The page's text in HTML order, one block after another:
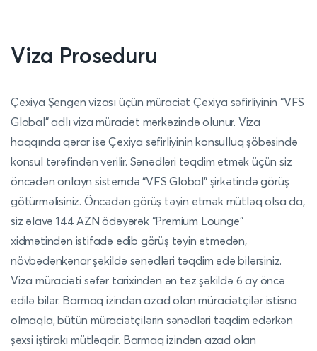
Viza Proseduru
Çexiya Şengen vizası üçün müraciət Çexiya səfirliyinin “VFS
Global” adlı viza müraciət mərkəzində olunur. Viza
haqqında qərar isə Çexiya səfirliyinin konsulluq şöbəsində
konsul tərəfindən verilir. Sənədləri təqdim etmək üçün siz
öncədən onlayn sistemdə “VFS Global” şirkətində görüş
götürməlisiniz. Öncədən görüş təyin etmək mütləq olsa da,
siz əlavə 144 AZN ödəyərək “Premium Lounge”
xidmətindən istifadə edib görüş təyin etmədən,
növbədənkənar şəkildə sənədləri təqdim edə bilərsiniz.
Viza müraciəti səfər tarixindən ən tez şəkildə 6 ay öncə
edilə bilər. Barmaq izindən azad olan müraciətçilər istisna
olmaqla, bütün müraciətçilərin sənədləri təqdim edərkən
şəxsi iştirakı mütləqdir. Barmaq izindən azad olan